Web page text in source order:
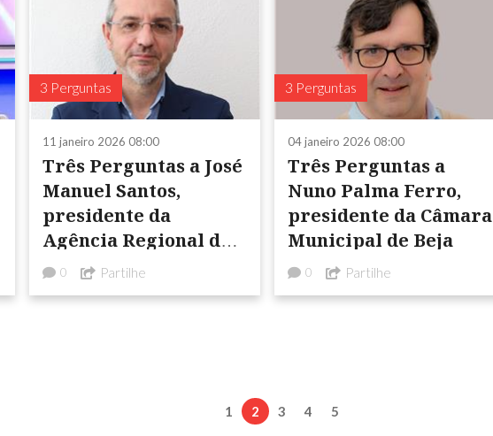
3 Perguntas
11 janeiro 2026 08:00
Três Perguntas a José
Manuel Santos,
presidente da
Agência Regional de
Promoção Turística
do Alentejo
0 Partilhe
3 Perguntas
04 janeiro 2026 08:00
Três Perguntas a
Nuno Palma Ferro,
presidente da Câmara
Municipal de Beja
0 Partilhe
1 2 3 4 5